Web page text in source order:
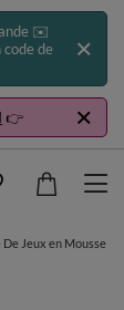
✉️
de
👉
Jeux en Mousse